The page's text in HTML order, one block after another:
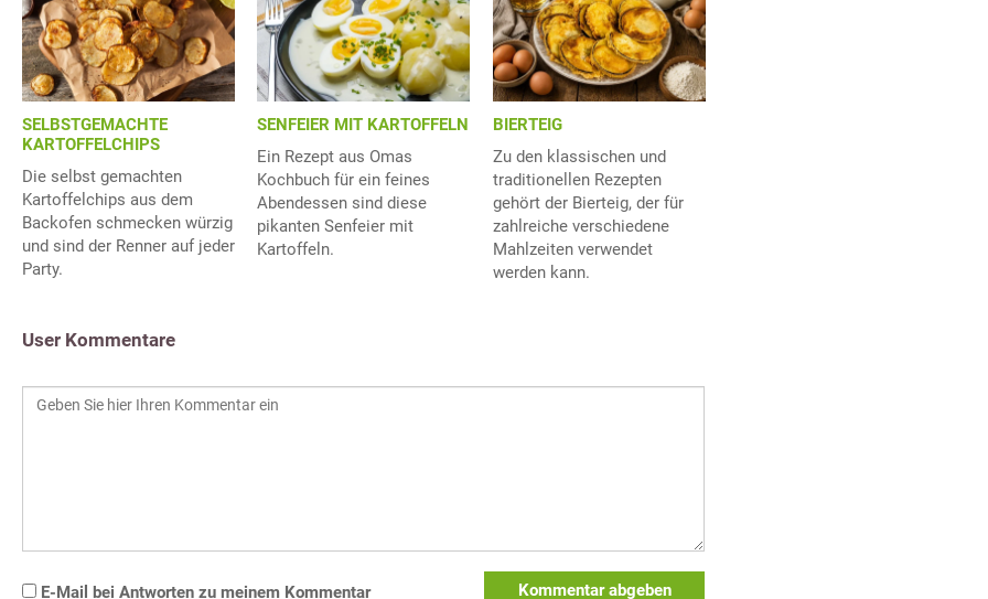
SELBSTGEMACHTE
KARTOFFELCHIPS
Die selbst gemachten
Kartoffelchips aus dem
Backofen schmecken würzig
und sind der Renner auf jeder
Party.
SENFEIER MIT KARTOFFELN
Ein Rezept aus Omas
Kochbuch für ein feines
Abendessen sind diese
pikanten Senfeier mit
Kartoffeln.
BIERTEIG
Zu den klassischen und
traditionellen Rezepten
gehört der Bierteig, der für
zahlreiche verschiedene
Mahlzeiten verwendet
werden kann.
User Kommentare
E-Mail bei Antworten zu meinem Kommentar Kommentar abgeben